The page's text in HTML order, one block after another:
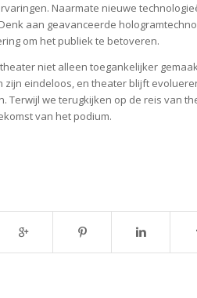
Naarmate nieuwe
aan geavanceerde
om het publiek te betoveren.
niet alleen toegankelijker
zijn eindeloos, en theater blijft
Terwijl we terugkijken op de reis van
van het podium.